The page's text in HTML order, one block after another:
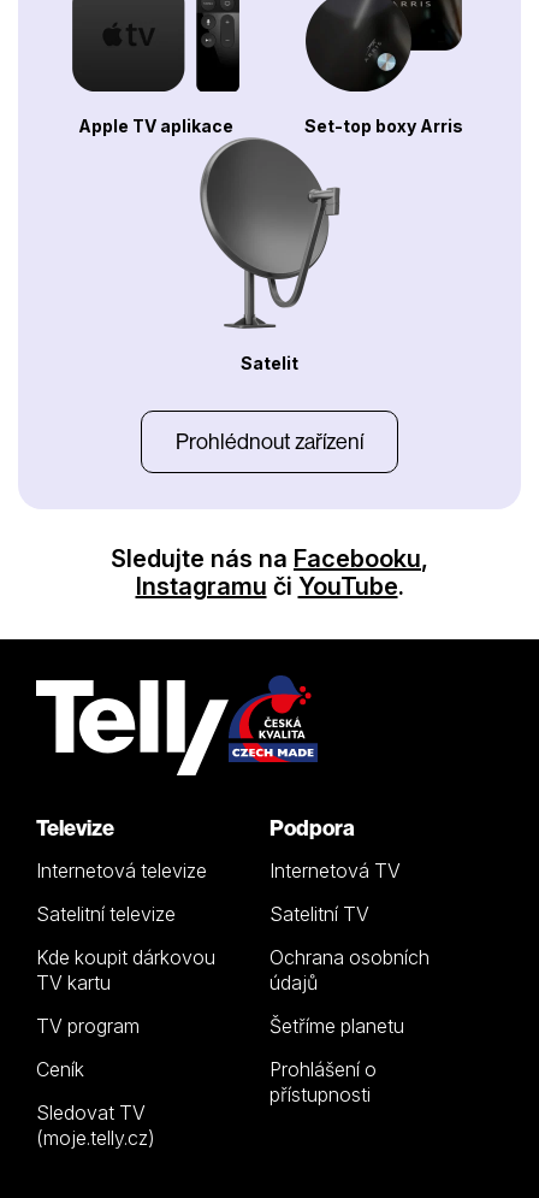
Apple TV aplikace Set-top boxy Arris
Satelit
Prohlédnout zařízení
Sledujte nás na Facebooku,
Instagramu či YouTube.
Televize
Internetová televize
Satelitní televize
Kde koupit dárkovou
TV kartu
TV program
Ceník
Sledovat TV
(moje.telly.cz)
Podpora
Internetová TV
Satelitní TV
Ochrana osobních
údajů
Šetříme planetu
Prohlášení o
přístupnosti